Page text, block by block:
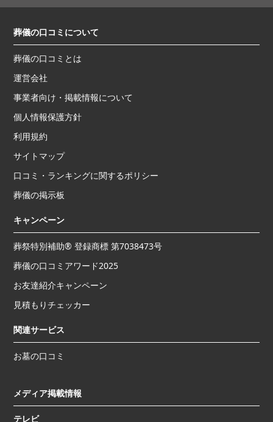
葬儀の口コミについて
葬儀の口コミとは
運営会社
事業者向け・掲載情報について
個人情報保護方針
利用規約
サイトマップ
口コミ・ランキングに関するポリシー
葬儀の掲示板
キャンペーン
葬祭特別補助® 登録商標 第7038473号
葬儀の口コミアワード2025
お友達紹介キャンペーン
見積もりチェッカー
関連サービス
お墓の口コミ
メディア掲載情報
テレビ